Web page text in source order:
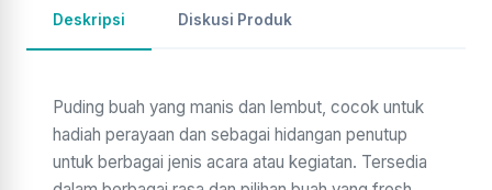
Deskripsi Diskusi Produk
Puding buah yang manis dan lembut, cocok untuk
hadiah perayaan dan sebagai hidangan penutup
untuk berbagai jenis acara atau kegiatan. Tersedia